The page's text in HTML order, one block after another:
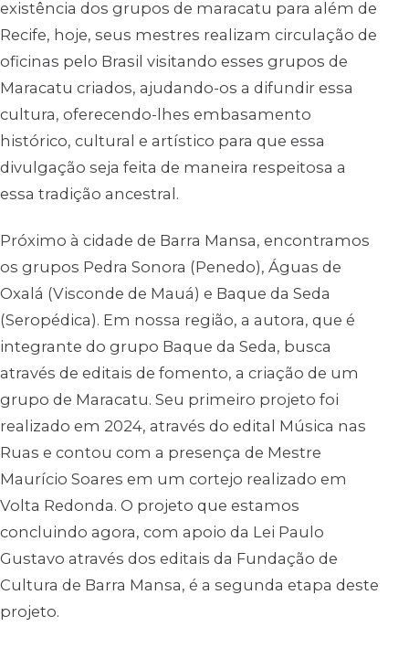
existência dos grupos de maracatu para além de
Recife, hoje, seus mestres realizam circulação de
oficinas pelo Brasil visitando esses grupos de
Maracatu criados, ajudando-os a difundir essa
cultura, oferecendo-lhes embasamento
histórico, cultural e artístico para que essa
divulgação seja feita de maneira respeitosa a
essa tradição ancestral.
Próximo à cidade de Barra Mansa, encontramos
os grupos Pedra Sonora (Penedo), Águas de
Oxalá (Visconde de Mauá) e Baque da Seda
(Seropédica). Em nossa região, a autora, que é
integrante do grupo Baque da Seda, busca
através de editais de fomento, a criação de um
grupo de Maracatu. Seu primeiro projeto foi
realizado em 2024, através do edital Música nas
Ruas e contou com a presença de Mestre
Maurício Soares em um cortejo realizado em
Volta Redonda. O projeto que estamos
concluindo agora, com apoio da Lei Paulo
Gustavo através dos editais da Fundação de
Cultura de Barra Mansa, é a segunda etapa deste
projeto.